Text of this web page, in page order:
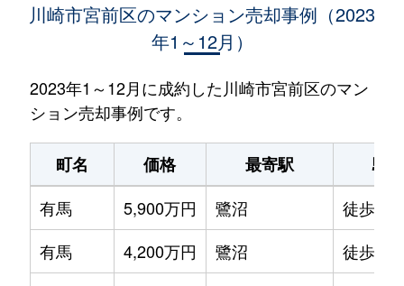
川崎市宮前区のマンション売却事例（2023
年1～12月）
2023年1～12月に成約した川崎市宮前区のマン
ション売却事例です。
町名 価格 最寄駅
駅
有馬
5,900万円 鷺沼
徒歩6分
有馬
4,200万円 鷺沼
徒歩5分